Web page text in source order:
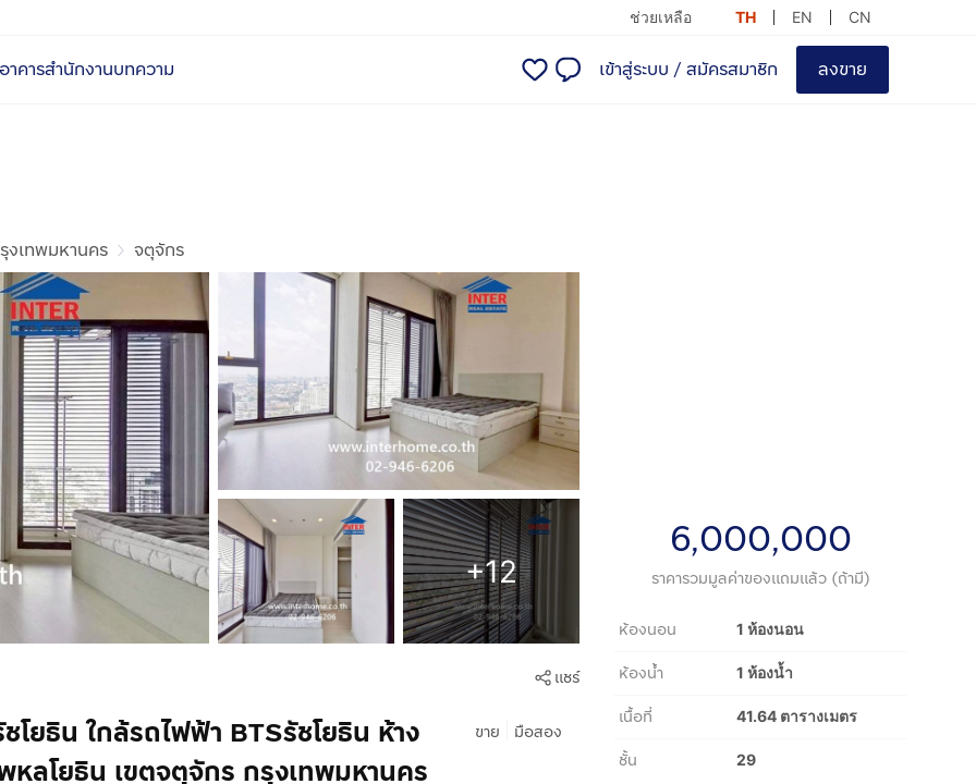
ช่วยเหลือ TH EN CN
อาคารสำนักงานบทความ เข้าสู่ระบบ / สมัครสมาชิก ลงขาย
งเทพมหานคร จตุจักร
+12
แชร์
ขาย มือสอง
ยธิน ใกล้รถไฟฟ้า BTSรัชโยธิน ห้าง
ลโยธิน เขตจตุจักร กรุงเทพมหานคร
6,000,000
ราคารวมมูลค่าของแถมแล้ว (ถ้ามี)
ห้องนอน 1 ห้องนอน
ห้องน้ำ 1 ห้องน้ำ
เนื้อที่ 41.64 ตารางเมตร
ชั้น 29